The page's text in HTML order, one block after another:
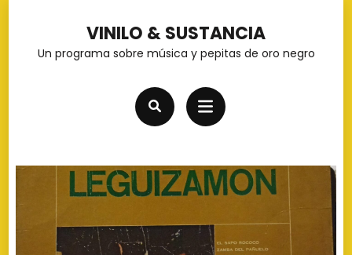
VINILO & SUSTANCIA
Un programa sobre música y pepitas de oro negro